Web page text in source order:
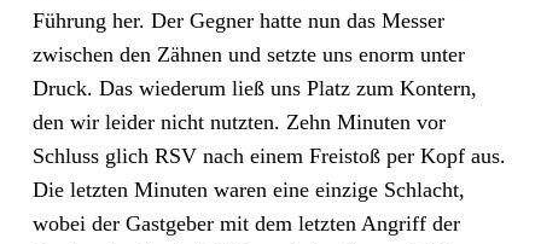
Führung her. Der Gegner hatte nun das Messer
zwischen den Zähnen und setzte uns enorm unter
Druck. Das wiederum ließ uns Platz zum Kontern,
den wir leider nicht nutzten. Zehn Minuten vor
Schluss glich RSV nach einem Freistoß per Kopf aus.
Die letzten Minuten waren eine einzige Schlacht,
wobei der Gastgeber mit dem letzten Angriff der